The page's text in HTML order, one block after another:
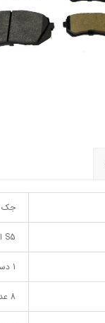
جک
S5 اتومات
1 دست جلو/ 1 دست عقب
8 عدد